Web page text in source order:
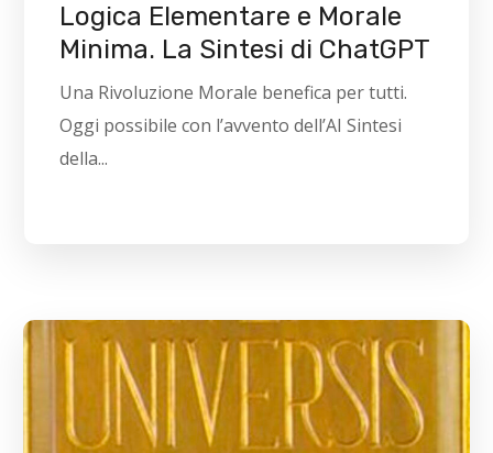
Logica Elementare e Morale
Minima. La Sintesi di ChatGPT
Una Rivoluzione Morale benefica per tutti.
Oggi possibile con l’avvento dell’AI Sintesi
della...